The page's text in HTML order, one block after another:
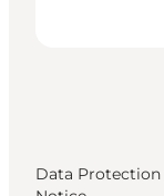
Data Protection